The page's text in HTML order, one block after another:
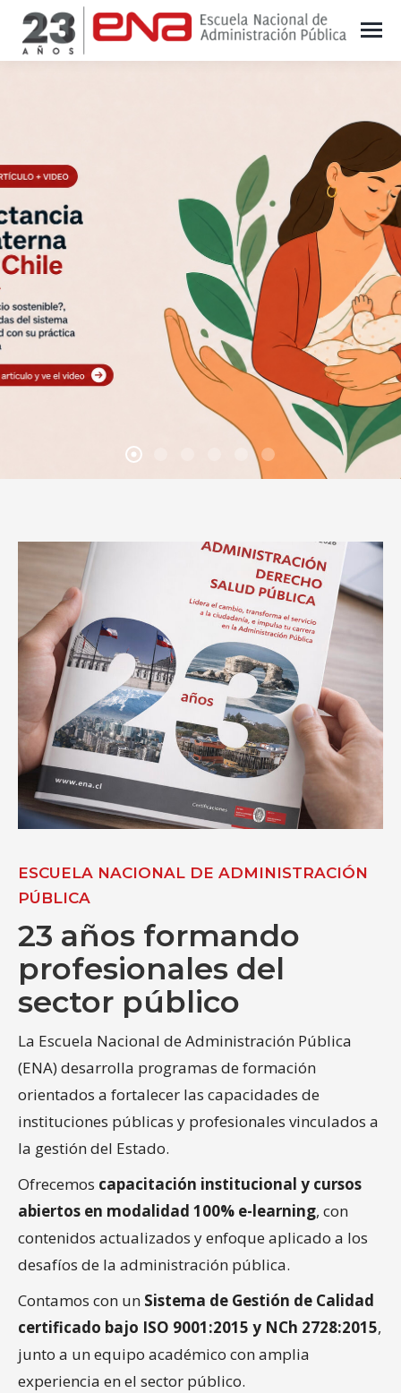
ESCUELA NACIONAL DE ADMINISTRACIÓN
PÚBLICA
23 años formando
profesionales del
sector público
La Escuela Nacional de Administración Pública
(ENA) desarrolla programas de formación
orientados a fortalecer las capacidades de
instituciones públicas y profesionales vinculados a
la gestión del Estado.
Ofrecemos capacitación institucional y cursos
abiertos en modalidad 100% e-learning, con
contenidos actualizados y enfoque aplicado a los
desafíos de la administración pública.
Contamos con un Sistema de Gestión de Calidad
certificado bajo ISO 9001:2015 y NCh 2728:2015,
junto a un equipo académico con amplia
experiencia en el sector público.